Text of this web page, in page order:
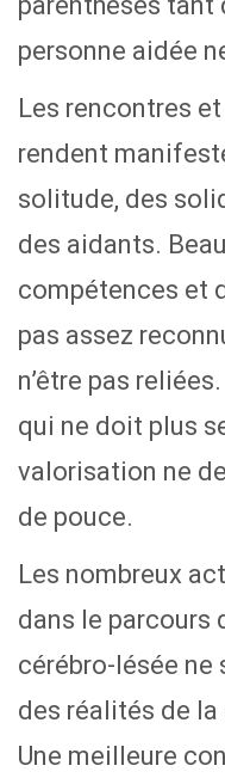
personne aidée
Les rencontres
rendent
solitude, des
des aidants.
compétences et
pas assez
n’être pas
qui ne doit plus
valorisation ne
de pouce.
Les nombreux
dans le parcours
cérébro-lésée
des réalités de
Une meilleure